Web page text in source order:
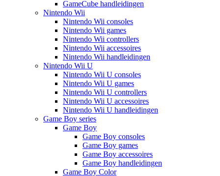
GameCube handleidingen
Nintendo Wii
Nintendo Wii consoles
Nintendo Wii games
Nintendo Wii controllers
Nintendo Wii accessoires
Nintendo Wii handleidingen
Nintendo Wii U
Nintendo Wii U consoles
Nintendo Wii U games
Nintendo Wii U controllers
Nintendo Wii U accessoires
Nintendo Wii U handleidingen
Game Boy series
Game Boy
Game Boy consoles
Game Boy games
Game Boy accessoires
Game Boy handleidingen
Game Boy Color